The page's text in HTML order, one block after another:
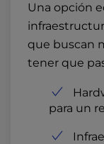
Una opción
que buscan
tener que
para un